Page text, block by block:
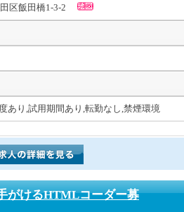
田区飯田橋1-3-2
あり,試用期間あり,転勤なし,禁煙環境
がけるHTMLコーダー募